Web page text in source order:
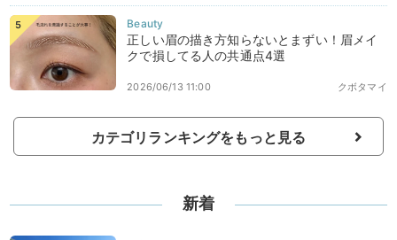
正しい眉の描き方知らないとまずい！眉メイ
クで損してる人の共通点4選
クボタマイ
2026/06/13 11:00
カテゴリランキングをもっと見る
新着